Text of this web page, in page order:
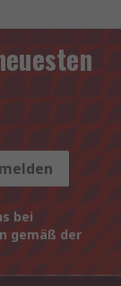
bei
gemäß der